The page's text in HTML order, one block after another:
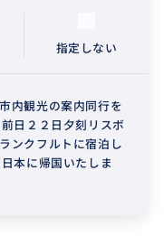
指定しない
内観光の案内同行を
日２２日夕刻リスボ
ンクフルトに宿泊し
本に帰国いたしま